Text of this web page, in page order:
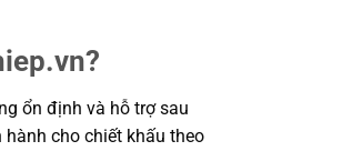
ổn định và hỗ trợ sau
cho chiết khấu theo